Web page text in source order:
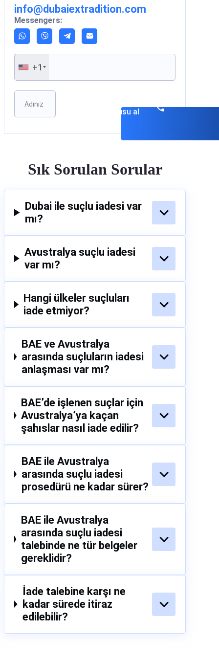
info@dubaiextradition.com
Messengers:
+1
Please leave this field empty.
randevusu al
Sık Sorulan Sorular
Dubai ile suçlu iadesi var
mı?
Avustralya suçlu iadesi
var mı?
Hangi ülkeler suçluları
iade etmiyor?
BAE ve Avustralya
arasında suçluların iadesi
anlaşması var mı?
BAE’de işlenen suçlar için
Avustralya’ya kaçan
şahıslar nasıl iade edilir?
BAE ile Avustralya
arasında suçlu iadesi
prosedürü ne kadar sürer?
BAE ile Avustralya
arasında suçlu iadesi
talebinde ne tür belgeler
gereklidir?
İade talebine karşı ne
kadar sürede itiraz
edilebilir?